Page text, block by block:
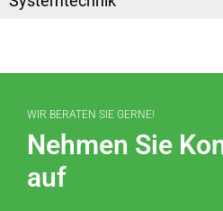
WIR BERATEN SIE GERNE!
Nehmen Sie
auf